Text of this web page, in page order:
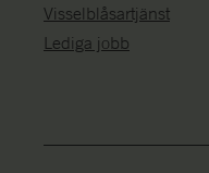
Visselblåsartjänst
Lediga jobb